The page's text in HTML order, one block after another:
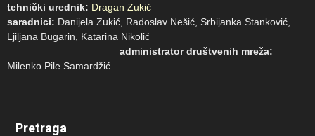
tehnički urednik: Dragan Zukić
saradnici: Danijela Zukić, Radoslav Nešić, Srbijanka Stanković,
Ljiljana Bugarin, Katarina Nikolić
administrator društvenih mreža:
Milenko Pile Samardžić
Pretraga